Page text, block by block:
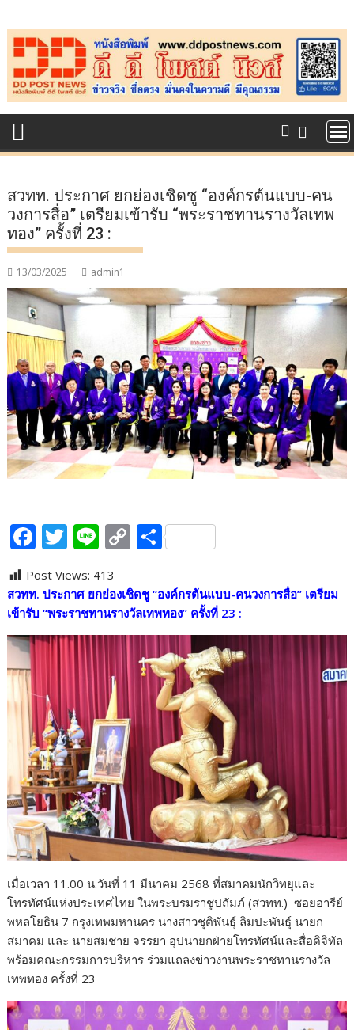
to
content
สวทท. ประกาศ ยกย่องเชิดชู “องค์กรต้นแบบ-คน
วงการสื่อ” เตรียมเข้ารับ “พระราชทานรางวัลเทพ
ทอง” ครั้งที่ 23 :
13/03/2025 admin1
F
e
b
o
o
k
T
itt
er
Li
e
C
p
y
Li
n
k
S
ar
e
Post Views: 413
สวทท. ประกาศ ยกย่องเชิดชู “องค์กรต้นแบบ-คนวงการสื่อ” เตรียม
เข้ารับ “พระราชทานรางวัลเทพทอง” ครั้งที่ 23 :
เมื่อเวลา 11.00 น.วันที่ 11 มีนาคม 2568 ที่สมาคมนักวิทยุและ
โทรทัศน์แห่งประเทศไทย ในพระบรมราชูปถัมภ์ (สวทท.) ซอยอารีย์
พหลโยธิน 7 กรุงเทพมหานคร นางสาวชุติพันธุ์ ลิมปะพันธุ์ นายก
สมาคม และ นายสมชาย จรรยา อุปนายกฝ่ายโทรทัศน์และสื่อดิจิทัล
พร้อมคณะกรรมการบริหาร ร่วมแถลงข่าวงานพระราชทานรางวัล
เทพทอง ครั้งที่ 23